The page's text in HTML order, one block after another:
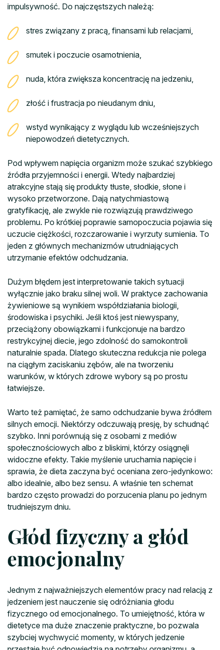
impulsywność. Do najczęstszych należą:
stres związany z pracą, finansami lub relacjami,
smutek i poczucie osamotnienia,
nuda, która zwiększa koncentrację na jedzeniu,
złość i frustracja po nieudanym dniu,
wstyd wynikający z wyglądu lub wcześniejszych
niepowodzeń dietetycznych.
Pod wpływem napięcia organizm może szukać szybkiego
źródła przyjemności i energii. Wtedy najbardziej
atrakcyjne stają się produkty tłuste, słodkie, słone i
wysoko przetworzone. Dają natychmiastową
gratyfikację, ale zwykle nie rozwiązują prawdziwego
problemu. Po krótkiej poprawie samopoczucia pojawia się
uczucie ciężkości, rozczarowanie i wyrzuty sumienia. To
jeden z głównych mechanizmów utrudniających
utrzymanie efektów odchudzania.
Dużym błędem jest interpretowanie takich sytuacji
wyłącznie jako braku silnej woli. W praktyce zachowania
żywieniowe są wynikiem współdziałania biologii,
środowiska i psychiki. Jeśli ktoś jest niewyspany,
przeciążony obowiązkami i funkcjonuje na bardzo
restrykcyjnej diecie, jego zdolność do samokontroli
naturalnie spada. Dlatego skuteczna redukcja nie polega
na ciągłym zaciskaniu zębów, ale na tworzeniu
warunków, w których zdrowe wybory są po prostu
łatwiejsze.
Warto też pamiętać, że samo odchudzanie bywa źródłem
silnych emocji. Niektórzy odczuwają presję, by schudnąć
szybko. Inni porównują się z osobami z mediów
społecznościowych albo z bliskimi, którzy osiągnęli
widoczne efekty. Takie myślenie uruchamia napięcie i
sprawia, że dieta zaczyna być oceniana zero-jedynkowo:
albo idealnie, albo bez sensu. A właśnie ten schemat
bardzo często prowadzi do porzucenia planu po jednym
trudniejszym dniu.
Głód fizyczny a głód
emocjonalny
Jednym z najważniejszych elementów pracy nad relacją z
jedzeniem jest nauczenie się odróżniania głodu
fizycznego od emocjonalnego. To umiejętność, która w
dietetyce ma duże znaczenie praktyczne, bo pozwala
szybciej wychwycić momenty, w których jedzenie